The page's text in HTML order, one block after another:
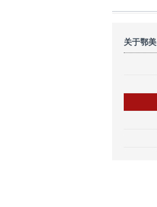
关于鄂美